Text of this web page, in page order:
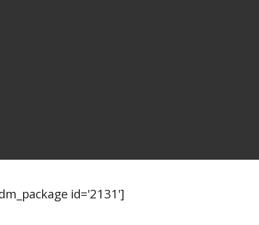
id='2131']